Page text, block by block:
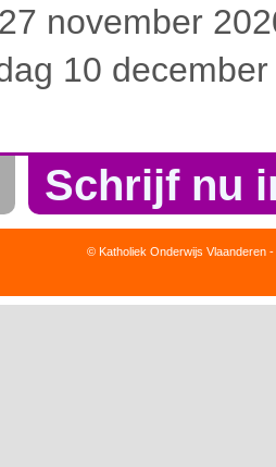
november
10
Schrijf nu
© Katholiek Onderwijs Vlaanderen